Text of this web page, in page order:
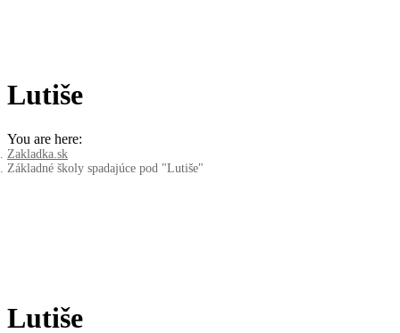
Lutiše
You are here:
Zakladka.sk
Základné školy spadajúce pod "Lutiše"
Lutiše